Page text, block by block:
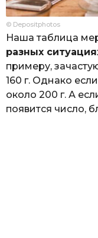
© Depositphotos
Наша таблица
разных
примеру,
160 г. Однако
около 200 г. А
появится число,